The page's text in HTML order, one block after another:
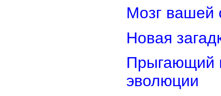
Мозг вашей
Новая
Прыгающий
эволюции